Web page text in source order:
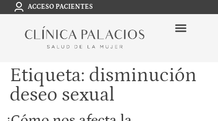
ACCESO PACIENTES
Etiqueta: disminución
deseo sexual